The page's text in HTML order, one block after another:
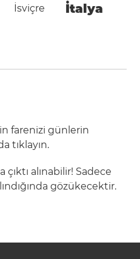
İsviçre İtalya
farenizi günlerin
tıklayın.
alınabilir! Sadece
gözükecektir.